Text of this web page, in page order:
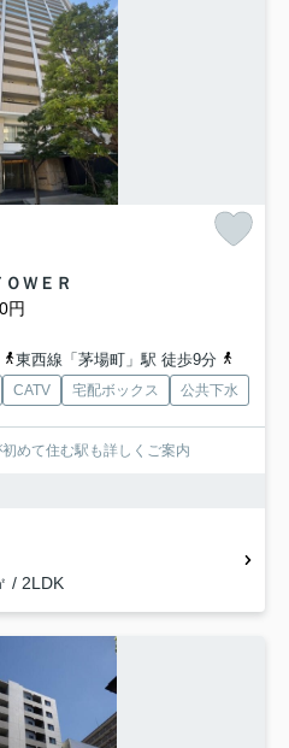
ＷＥＲ
円
東西線「茅場町」駅 徒歩9分
CATV 宅配ボックス 公共下水
めて住む駅も詳しくご案内
/ 2LDK